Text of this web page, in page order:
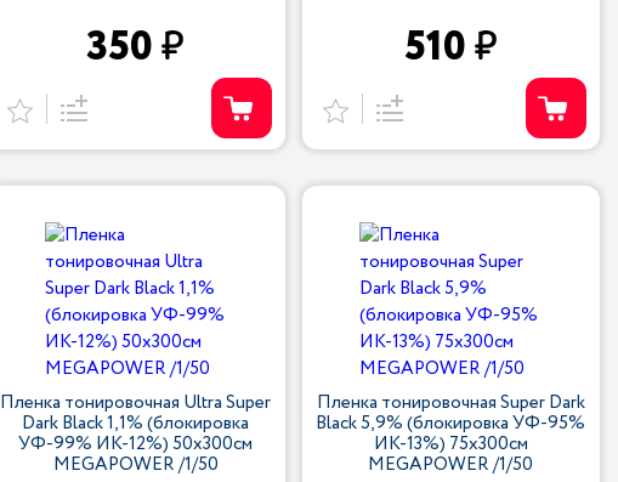
350 510
Пленка тонировочная Ultra Super
Dark Black 1,1% (блокировка
УФ-99% ИК-12%) 50х300см
MEGAPOWER /1/50
Пленка тонировочная Super Dark
Black 5,9% (блокировка УФ-95%
ИК-13%) 75х300см
MEGAPOWER /1/50